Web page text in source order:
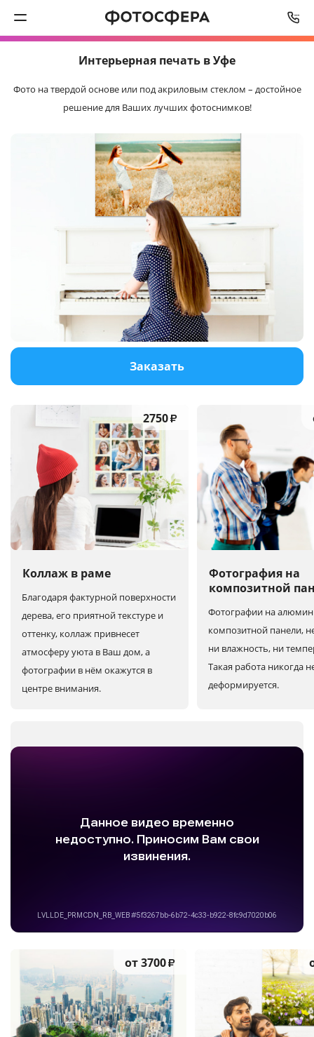
Интерьерная печать
Полиграфия
Услуги и сервис
Интерьерная печать в Уфе
Фото на твердой основе или под акриловым стеклом – достойное
решение для Ваших лучших фотоснимков!
Заказать
Коллаж в раме
2750₽
Благодаря фактурной поверхности
дерева, его приятной текстуре и
оттенку, коллаж привнесет
атмосферу уюта в Ваш дом, а
фотографии в нём окажутся в
центре внимания.
Фотография на
композитной
Фотографии на
композитной панели,
ни влажность, ни
Такая работа никогда
деформируется.
от 3700₽